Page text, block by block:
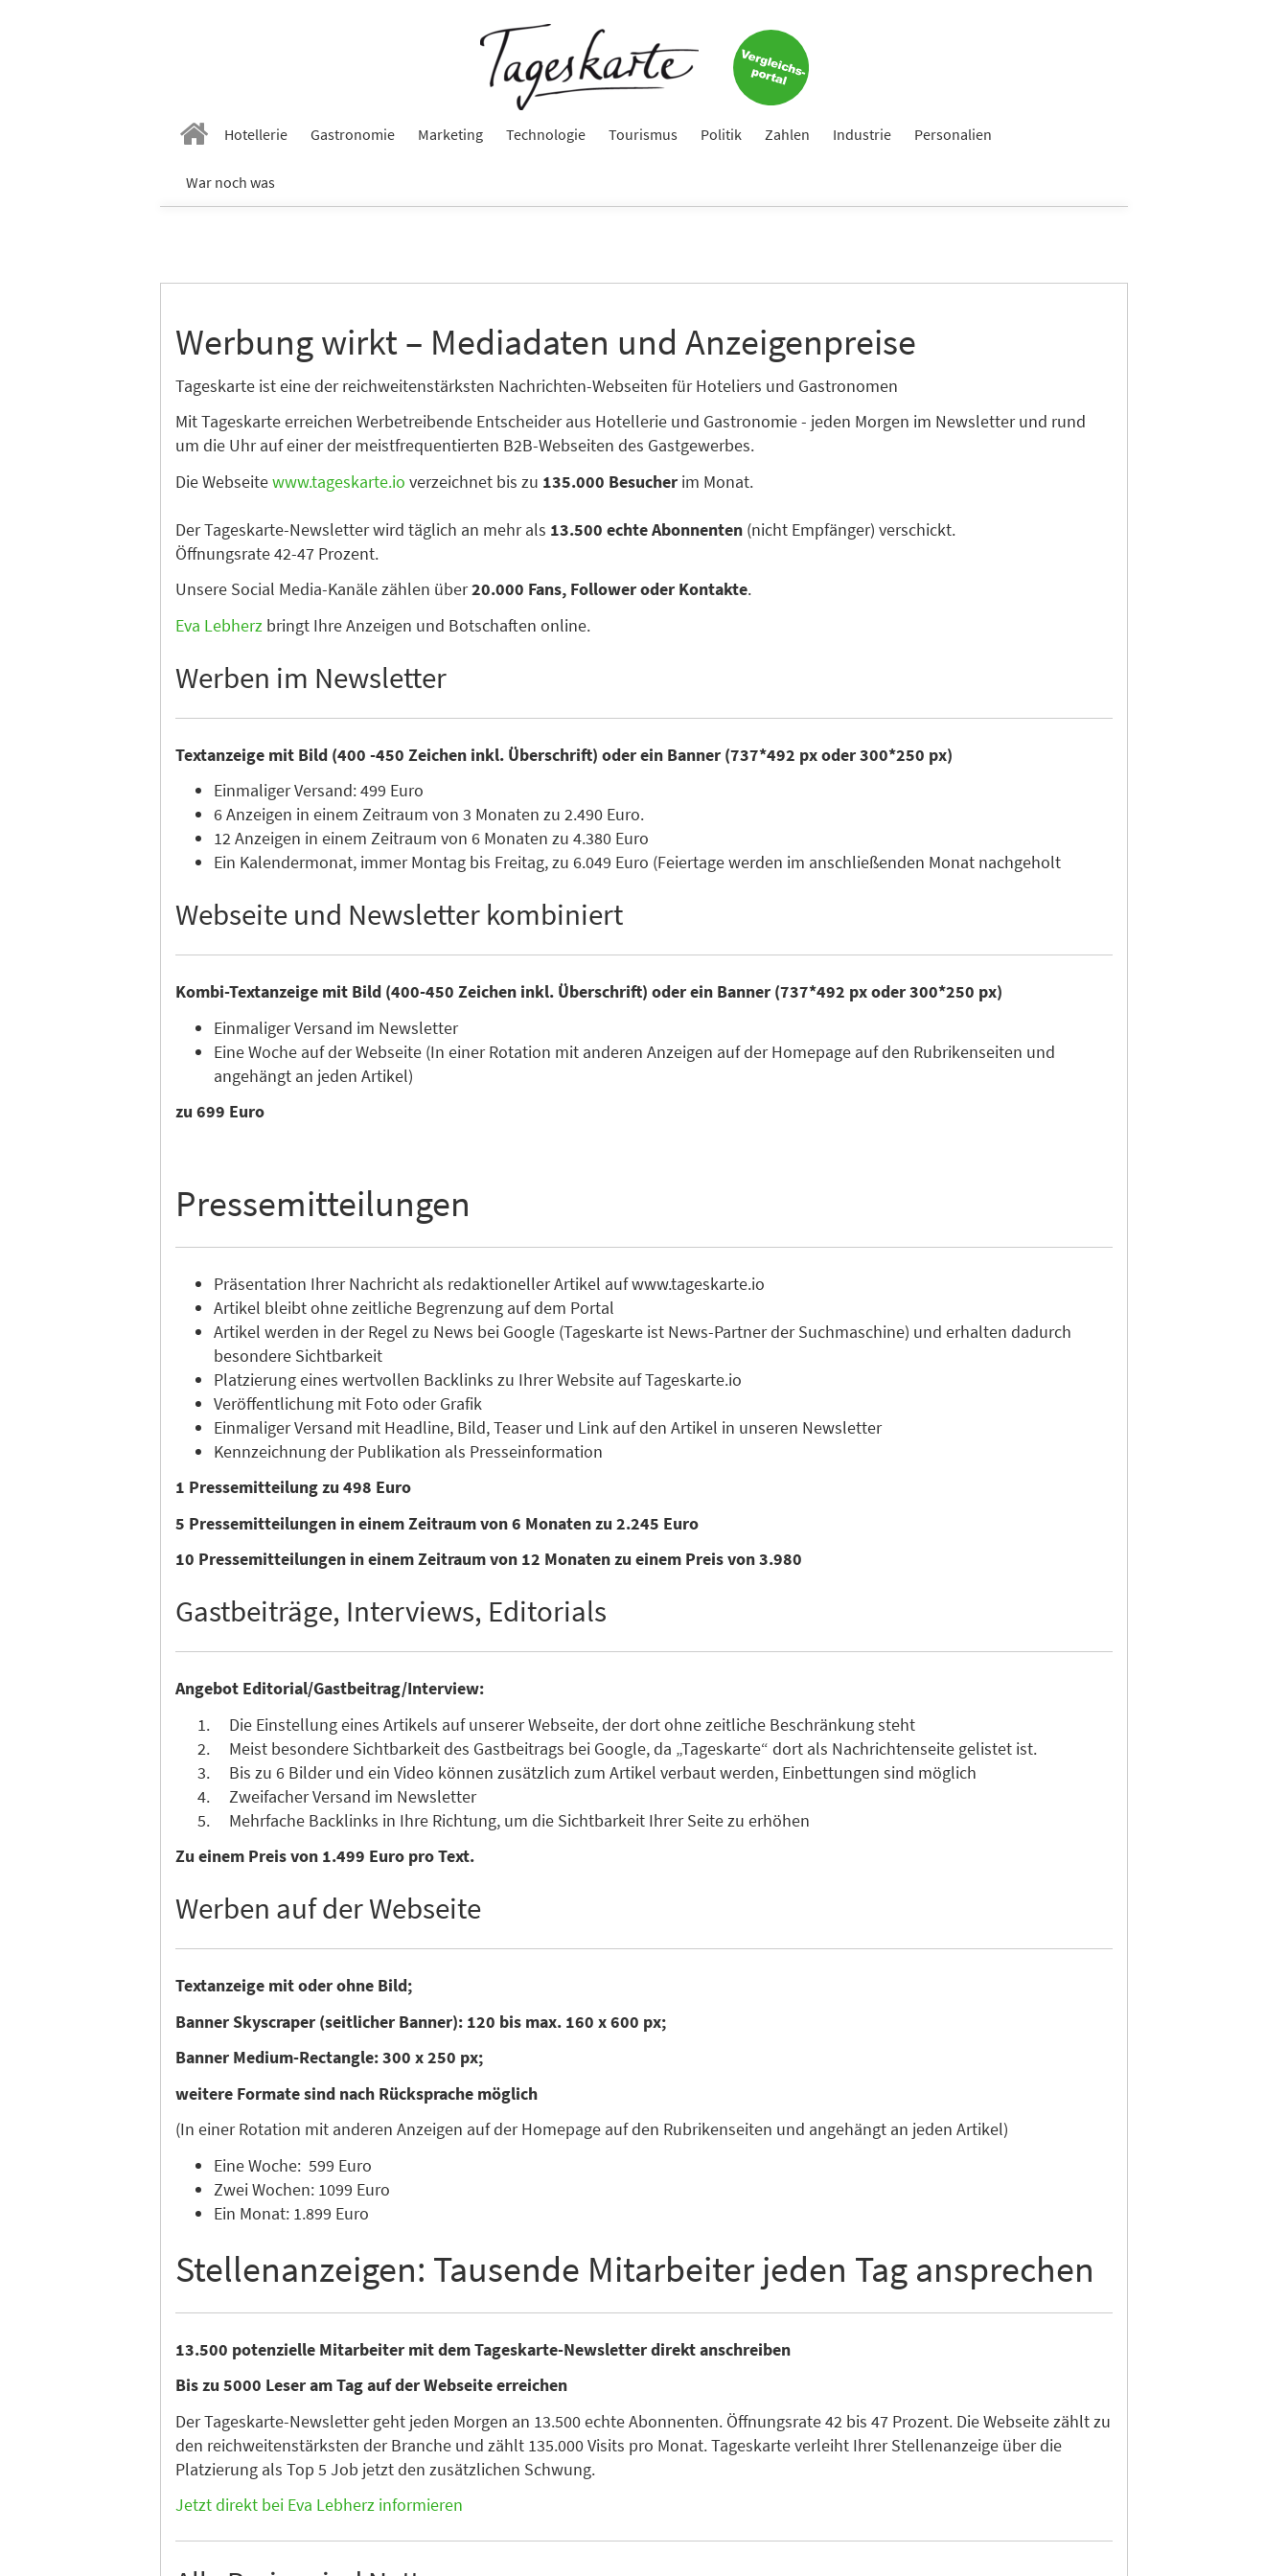
Hotellerie Gastronomie Marketing Technologie Tourismus Politik Zahlen Industrie Personalien
War noch was
Werbung wirkt – Mediadaten und Anzeigenpreise
Tageskarte ist eine der reichweitenstärksten Nachrichten-Webseiten für Hoteliers und Gastronomen
Mit Tageskarte erreichen Werbetreibende Entscheider aus Hotellerie und Gastronomie - jeden Morgen im Newsletter und rund
um die Uhr auf einer der meistfrequentierten B2B-Webseiten des Gastgewerbes.
Die Webseitewww.tageskarte.io verzeichnet bis zu 135.000 Besucher im Monat.
Der Tageskarte-Newsletter wird täglich an mehr als 13.500 echte Abonnenten (nicht Empfänger) verschickt.
Öffnungsrate 42-47 Prozent.
Unsere Social Media-Kanäle zählen über20.000 Fans, Follower oder Kontakte.
Eva Lebherz bringt Ihre Anzeigen und Botschaften online.
Werben im Newsletter
Textanzeige mit Bild (400 -450 Zeichen inkl. Überschrift) oder ein Banner (737*492 px oder 300*250 px)
Einmaliger Versand: 499 Euro
6 Anzeigen in einem Zeitraum von 3 Monaten zu 2.490 Euro.
12 Anzeigen in einem Zeitraum von 6 Monaten zu 4.380 Euro
Ein Kalendermonat, immer Montag bis Freitag, zu 6.049 Euro (Feiertage werden im anschließenden Monat nachgeholt
Webseite und Newsletter kombiniert
Kombi-Textanzeige mit Bild (400-450 Zeichen inkl. Überschrift) oder ein Banner (737*492 px oder 300*250 px)
Einmaliger Versand im Newsletter
Eine Woche auf der Webseite (In einer Rotation mit anderen Anzeigen auf der Homepage auf den Rubrikenseiten und
angehängt an jeden Artikel)
zu 699 Euro
Pressemitteilungen
Präsentation Ihrer Nachricht als redaktioneller Artikel auf www.tageskarte.io
Artikel bleibt ohne zeitliche Begrenzung auf dem Portal
Artikel werden in der Regel zu News bei Google (Tageskarte ist News-Partner der Suchmaschine) und erhalten dadurch
besondere Sichtbarkeit
Platzierung eines wertvollen Backlinks zu Ihrer Website auf Tageskarte.io
Veröffentlichung mit Foto oder Grafik
Einmaliger Versand mit Headline, Bild, Teaser und Link auf den Artikel in unseren Newsletter
Kennzeichnung der Publikation als Presseinformation
1 Pressemitteilung zu 498 Euro
5 Pressemitteilungen in einem Zeitraum von 6 Monaten zu 2.245 Euro
10 Pressemitteilungen in einem Zeitraum von 12 Monaten zu einem Preis von 3.980
Gastbeiträge, Interviews, Editorials
Angebot Editorial/Gastbeitrag/Interview:
Die Einstellung eines Artikels auf unserer Webseite, der dort ohne zeitliche Beschränkung steht
Meist besondere Sichtbarkeit des Gastbeitrags bei Google, da „Tageskarte“ dort als Nachrichtenseite gelistet ist.
Bis zu 6 Bilder und ein Video können zusätzlich zum Artikel verbaut werden, Einbettungen sind möglich
Zweifacher Versand im Newsletter
Mehrfache Backlinks in Ihre Richtung, um die Sichtbarkeit Ihrer Seite zu erhöhen
Zu einem Preis von 1.499 Euro pro Text.
Werben auf der Webseite
Textanzeige mit oder ohne Bild;
Banner Skyscraper (seitlicher Banner): 120 bis max. 160 x 600 px;
Banner Medium-Rectangle: 300 x 250 px;
weitere Formate sind nach Rücksprache möglich
(In einer Rotation mit anderen Anzeigen auf der Homepage auf den Rubrikenseiten und angehängt an jeden Artikel)
Eine Woche: 599 Euro
Zwei Wochen: 1099 Euro
Ein Monat: 1.899 Euro
Stellenanzeigen: Tausende Mitarbeiter jeden Tag ansprechen
13.500 potenzielle Mitarbeiter mit dem Tageskarte-Newsletter direkt anschreiben
Bis zu 5000 Leser am Tag auf der Webseite erreichen
Der Tageskarte-Newsletter geht jeden Morgen an 13.500 echte Abonnenten. Öffnungsrate 42 bis 47 Prozent. Die Webseite zählt zu
den reichweitenstärksten der Branche und zählt 135.000 Visits pro Monat. Tageskarte verleiht Ihrer Stellenanzeige über die
Platzierung als Top 5 Job jetzt den zusätzlichen Schwung.
Jetzt direkt bei Eva Lebherz informieren